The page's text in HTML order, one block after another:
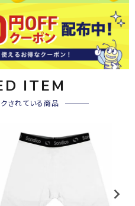
ITEM
されている商品